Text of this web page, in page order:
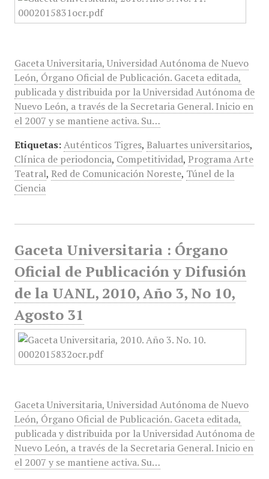
Gaceta Universitaria, Universidad Autónoma de Nuevo
León, Órgano Oficial de Publicación. Gaceta editada,
publicada y distribuida por la Universidad Autónoma de
Nuevo León, a través de la Secretaria General. Inicio en
el 2007 y se mantiene activa. Su…
Etiquetas: Auténticos Tigres, Baluartes universitarios,
Clínica de periodoncia, Competitividad, Programa Arte
Teatral, Red de Comunicación Noreste, Túnel de la
Ciencia
Gaceta Universitaria : Órgano
Oficial de Publicación y Difusión
de la UANL, 2010, Año 3, No 10,
Agosto 31
Gaceta Universitaria, Universidad Autónoma de Nuevo
León, Órgano Oficial de Publicación. Gaceta editada,
publicada y distribuida por la Universidad Autónoma de
Nuevo León, a través de la Secretaria General. Inicio en
el 2007 y se mantiene activa. Su…